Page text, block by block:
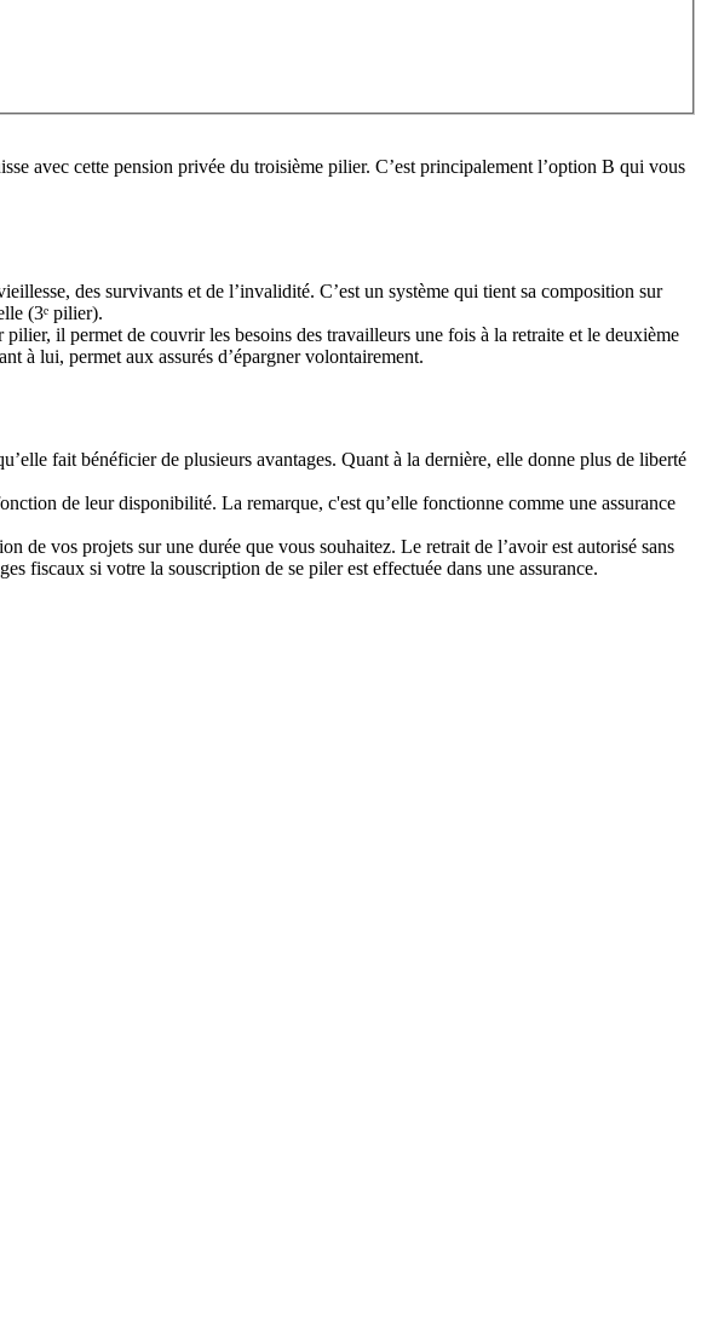
avec cette pension privée du troisième pilier. C’est principalement l’option B qui vous
des survivants et de l’invalidité. C’est un système qui tient sa composition sur
(3ᵉ pilier).
il permet de couvrir les besoins des travailleurs une fois à la retraite et le deuxième
à lui, permet aux assurés d’épargner volontairement.
fait bénéficier de plusieurs avantages. Quant à la dernière, elle donne plus de liberté
de leur disponibilité. La remarque, c'est qu’elle fonctionne comme une assurance
de vos projets sur une durée que vous souhaitez. Le retrait de l’avoir est autorisé sans
fiscaux si votre la souscription de se piler est effectuée dans une assurance.